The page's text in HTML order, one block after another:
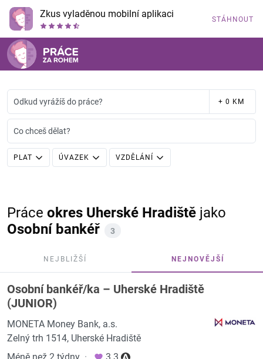
Zkus vyladěnou mobilní aplikaci STÁHNOUT
Odkud vyrážíš do práce? + 0 KM
Co chceš dělat?
PLAT ÚVAZEK VZDĚLÁNÍ
Práce okres Uherské Hradiště jako
Osobní bankéř
3
NEJBLIŽŠÍ NEJNOVĚJŠÍ
Osobní bankéř/ka – Uherské Hradiště
(JUNIOR)
MONETA Money Bank, a.s.
Zelný trh 1514, Uherské Hradiště